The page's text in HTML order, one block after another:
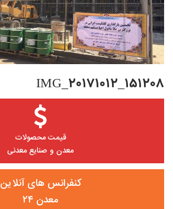
IMG_20171012_151208
قیمت محصولات
معدن و صنایع معدنی
کنفرانس های آنلاین
معدن ۲۴